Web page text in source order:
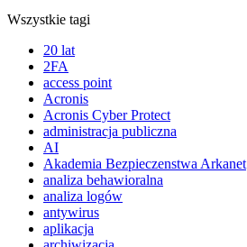
Wszystkie tagi
20 lat
2FA
access point
Acronis
Acronis Cyber Protect
administracja publiczna
AI
Akademia Bezpieczenstwa Arkanet
analiza behawioralna
analiza logów
antywirus
aplikacja